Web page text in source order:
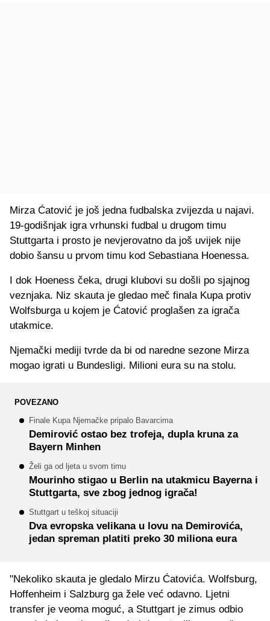
Mirza Ćatović je još jedna fudbalska zvijezda u najavi.
19-godišnjak igra vrhunski fudbal u drugom timu
Stuttgarta i prosto je nevjerovatno da još uvijek nije
dobio šansu u prvom timu kod Sebastiana Hoenessa.
I dok Hoeness čeka, drugi klubovi su došli po sjajnog
veznjaka. Niz skauta je gledao meč finala Kupa protiv
Wolfsburga u kojem je Ćatović proglašen za igrača
utakmice.
Njemački mediji tvrde da bi od naredne sezone Mirza
mogao igrati u Bundesligi. Milioni eura su na stolu.
POVEZANO
Finale Kupa Njemačke pripalo Bavarcima
Demirović ostao bez trofeja, dupla kruna za
Bayern Minhen
Želi ga od ljeta u svom timu
Mourinho stigao u Berlin na utakmicu Bayerna i
Stuttgarta, sve zbog jednog igrača!
Stuttgart u teškoj situaciji
Dva evropska velikana u lovu na Demirovića,
jedan spreman platiti preko 30 miliona eura
"Nekoliko skauta je gledalo Mirzu Ćatovića. Wolfsburg,
Hoffenheim i Salzburg ga žele već odavno. Ljetni
transfer je veoma moguć, a Stuttgart je zimus odbio